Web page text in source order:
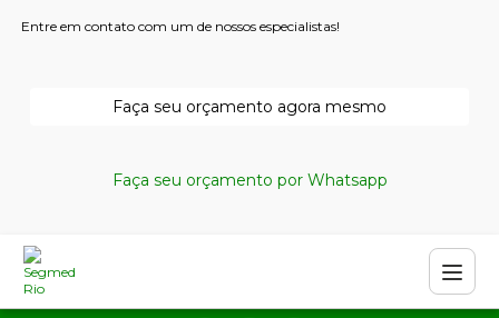
Entre em contato com um de nossos especialistas!
Faça seu orçamento agora mesmo
Faça seu orçamento por Whatsapp